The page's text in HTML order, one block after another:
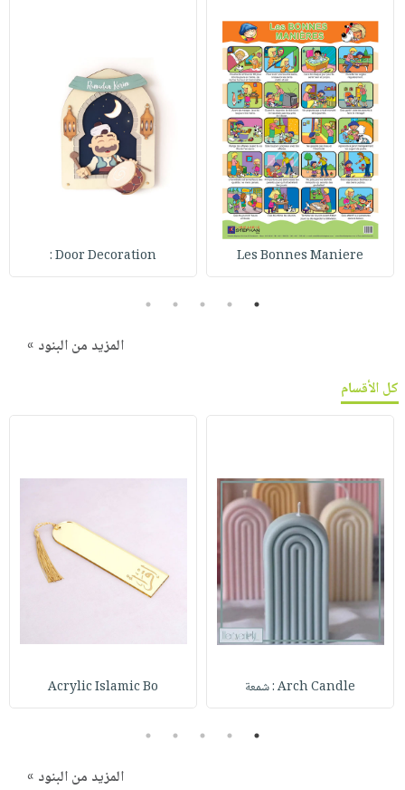
Les Bonnes Maniere
Door Decoration :
1
2
3
4
5
المزيد من البنود »
كل الأقسام
Arch Candle : شمعة Acrylic Islamic Bo
1
2
3
4
5
المزيد من البنود »